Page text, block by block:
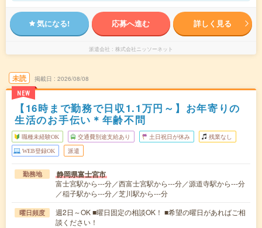
気になる! 応募へ進む 詳しく見る
派遣会社 株式会社ニッソーネット
未読
NEW
掲載日 2026/08/08
【16時まで勤務で日収1.1万円～】お年寄りの
生活のお手伝い＊年齢不問
職種未経験OK 交通費別途支給あり 土日祝日が休み 残業なし
WEB登録OK 派遣
勤務地 静岡県富士宮市
富士宮駅から---分／西富士宮駅から---分／源道寺駅から---分
／稲子駅から---分／芝川駅から---分
曜日頻度
週2日～OK ■曜日固定の相談OK！ ■希望の曜日があればご相
談ください！